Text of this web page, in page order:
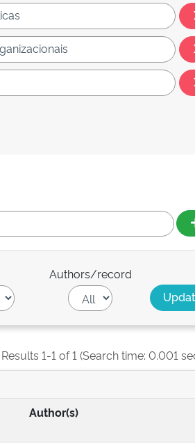
Authors/record
Results 1-1 of 1 (Search time: 0.001
Author(s)